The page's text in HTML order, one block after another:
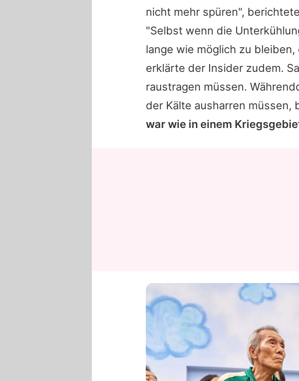
nicht mehr spüren",
"Selbst wenn die
lange wie möglich zu
erklärte der Insider zudem.
raustragen müssen.
der Kälte ausharren
war wie in einem